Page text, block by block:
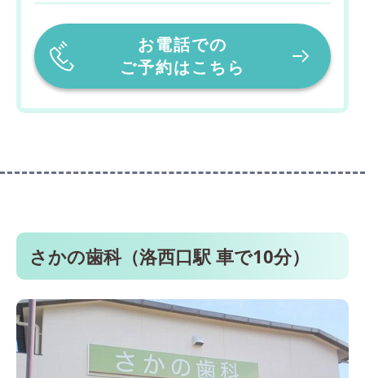
お電話での
ご予約はこちら
さかの歯科（洛西口駅 車で10分）